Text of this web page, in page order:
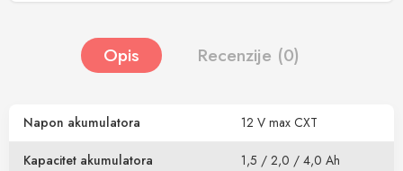
Opis Recenzije (0)
Napon akumulatora 12 V max CXT
Kapacitet akumulatora 1,5 / 2,0 / 4,0 Ah